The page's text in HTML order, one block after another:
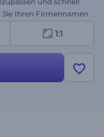
Ihren Firmennamen
Hintergrundmusik.
Sci-Fi, Spiele,
1:1